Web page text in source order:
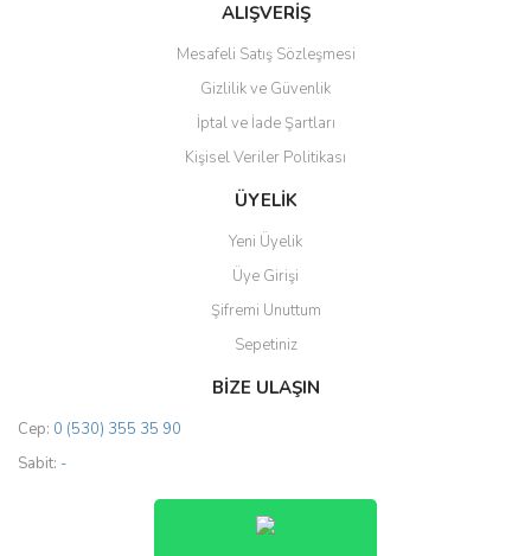
ALIŞVERİŞ
Mesafeli Satış Sözleşmesi
Gizlilik ve Güvenlik
İptal ve İade Şartları
Kişisel Veriler Politikası
ÜYELİK
Yeni Üyelik
Üye Girişi
Şifremi Unuttum
Sepetiniz
BİZE ULAŞIN
Cep: 0 (530) 355 35 90
Sabit: -